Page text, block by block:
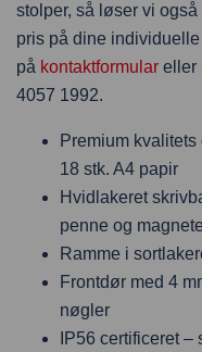
stolper, så løser vi
pris på dine
på kontaktformular eller
4057 1992.
Premium
18 stk. A4 papir
Hvidlakeret
penne og
Ramme i
Frontdør med 4
nøgler
IP56 certificeret